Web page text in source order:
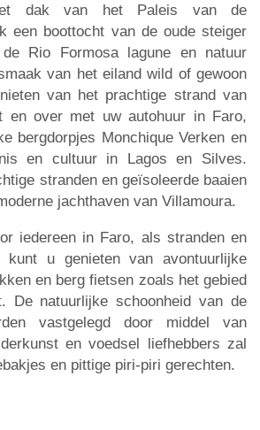
dak van het Paleis van de
een boottocht van de oude steiger
Rio Formosa lagune en natuur
van het eiland wild of gewoon
van het prachtige strand van
en over met uw autohuur in Faro,
bergdorpjes Monchique Verken en
en cultuur in Lagos en Silves.
stranden en geïsoleerde baaien
jachthaven van Villamoura.
iedereen in Faro, als stranden en
u genieten van avontuurlijke
en berg fietsen zoals het gebied
De natuurlijke schoonheid van de
vastgelegd door middel van
en voedsel liefhebbers zal
en pittige piri-piri gerechten.